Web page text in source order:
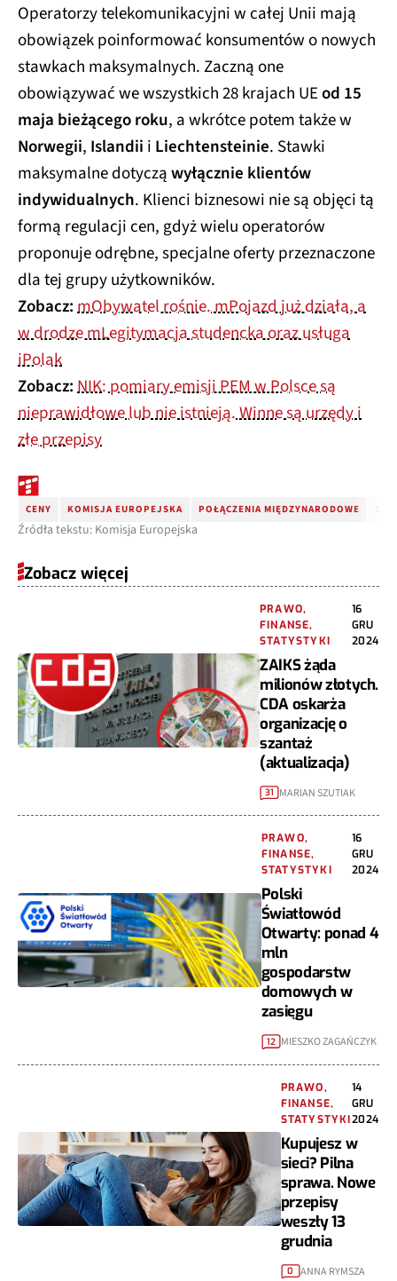
Operatorzy telekomunikacyjni w całej Unii mają
obowiązek poinformować konsumentów o nowych
stawkach maksymalnych. Zaczną one
obowiązywać we wszystkich 28 krajach UEod 15
maja bieżącego roku, a wkrótce potem także w
Norwegii, Islandii i Liechtensteinie. Stawki
maksymalne dotycząwyłącznie klientów
indywidualnych. Klienci biznesowi nie są objęci tą
formą regulacji cen, gdyż wielu operatorów
proponuje odrębne, specjalne oferty przeznaczone
dla tej grupy użytkowników.
Zobacz:mObywatel rośnie. mPojazd już działa, a
w drodze mLegitymacja studencka oraz usługa
iPolak
Zobacz:NIK: pomiary emisji PEM w Polsce są
nieprawidłowe lub nie istnieją. Winne są urzędy i
złe przepisy
CENY KOMISJA EUROPEJSKA POŁĄCZENIA MIĘDZYNARODOWE SMS
Źródła tekstu: Komisja Europejska
Zobacz więcej
PRAWO,
FINANSE,
STATYSTYKI
16
GRU
2024
ZAIKS żąda
milionów złotych.
CDA oskarża
organizację o
szantaż
(aktualizacja)
31 MARIAN SZUTIAK
PRAWO,
FINANSE,
STATYSTYKI
16
GRU
2024
Polski
Światłowód
Otwarty: ponad 4
mln
gospodarstw
domowych w
zasięgu
12 MIESZKO ZAGAŃCZYK
PRAWO,
FINANSE,
STATYSTYKI
14
GRU
2024
Kupujesz w
sieci? Pilna
sprawa. Nowe
przepisy
weszły 13
grudnia
0 ANNA RYMSZA